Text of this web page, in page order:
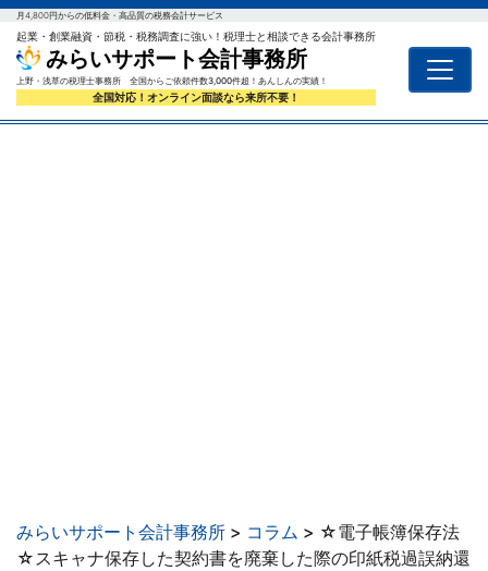
月4,800円からの低料金・高品質の税務会計サービス
起業・創業融資・節税・税務調査に強い！税理士と相談できる会計事務所
みらいサポート会計事務所
上野・浅草の税理士事務所 全国からご依頼件数3,000件超！あんしんの実績！
全国対応！オンライン面談なら来所不要！
みらいサポート会計事務所 > コラム > ☆電子帳簿保存法
☆スキャナ保存した契約書を廃棄した際の印紙税過誤納還